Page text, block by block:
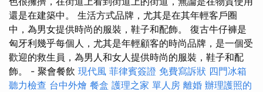
還是在建築中。 生活方式品牌，尤其是在其年輕客戶圈
中，為男女提供時尚的服裝，鞋子和配飾。 復古牛仔褲是
匈牙利幾乎每個人，尤其是年輕顧客的時尚品牌，是一個受
歡迎的救生員，為男人和女人提供時尚的服裝，鞋子和配
飾。 - 聚會餐飲 現代風 菲律賓簽證 免費寫訴狀 四門冰箱
聽力檢查 台中外燴 餐盒 護理之家 單人房 離婚 辦理護照的